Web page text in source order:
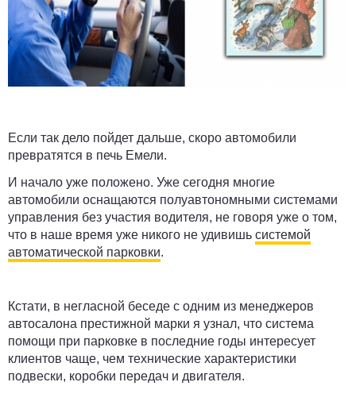
Если так дело пойдет дальше, скоро автомобили
превратятся в печь Емели.
И начало уже положено. Уже сегодня многие
автомобили оснащаются полуавтономными системами
управления без участия водителя, не говоря уже о том,
что в наше время уже никого не удивишь системой
автоматической парковки.
Кстати, в негласной беседе с одним из менеджеров
автосалона престижной марки я узнал, что система
помощи при парковке в последние годы интересует
клиентов чаще, чем технические характеристики
подвески, коробки передач и двигателя.